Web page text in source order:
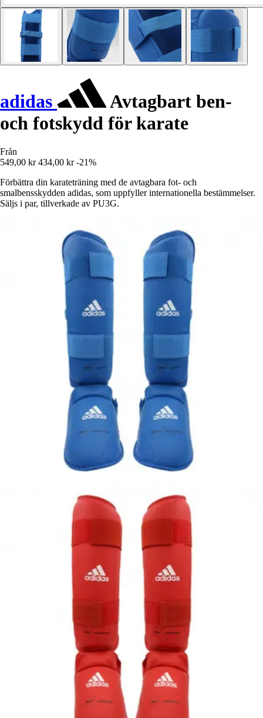
adidas
Avtagbart ben-
och fotskydd för karate
Från
549,00 kr 434,00 kr -21%
Förbättra din karateträning med de avtagbara fot- och
smalbensskydden adidas, som uppfyller internationella bestämmelser.
Säljs i par, tillverkade av PU3G.